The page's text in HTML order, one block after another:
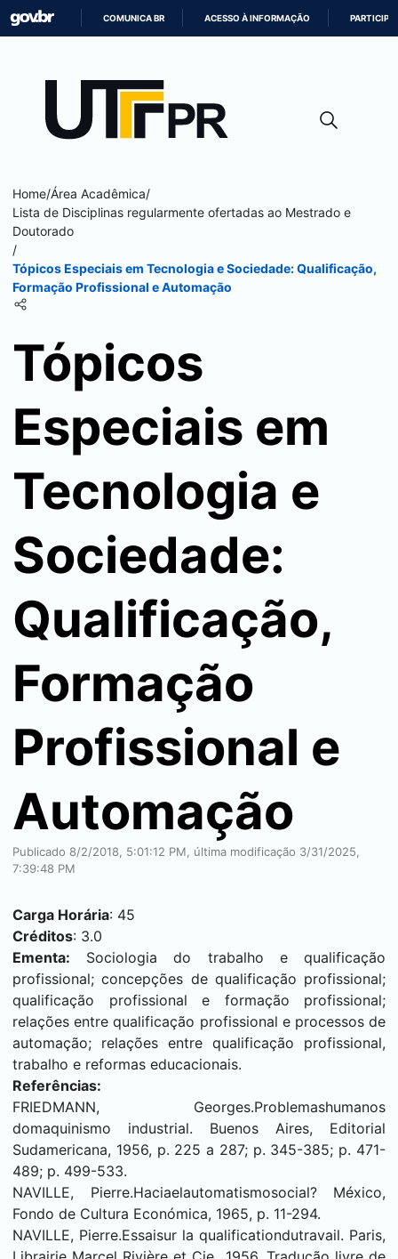
CONTEÚDO
COMUNICA BR ACESSO À INFORMAÇÃO PARTICIPE
Home/Área Acadêmica/
Lista de Disciplinas regularmente ofertadas ao Mestrado e
Doutorado
/
Tópicos Especiais em Tecnologia e Sociedade: Qualificação,
Formação Profissional e Automação
Tópicos
Especiais em
Tecnologia e
Sociedade:
Qualificação,
Formação
Profissional e
Automação
Publicado 8/2/2018, 5:01:12 PM, última modificação 3/31/2025,
7:39:48 PM
Carga Horária: 45
Créditos: 3.0
Ementa: Sociologia do trabalho e qualificação
profissional; concepções de qualificação profissional;
qualificação profissional e formação profissional;
relações entre qualificação profissional e processos de
automação; relações entre qualificação profissional,
trabalho e reformas educacionais.
Referências:
FRIEDMANN, Georges.Problemashumanos
domaquinismo industrial. Buenos Aires, Editorial
Sudamericana, 1956, p. 225 a 287; p. 345-385; p. 471-
489; p. 499-533.
NAVILLE, Pierre.Haciaelautomatismosocial? México,
Fondo de Cultura Económica, 1965, p. 11-294.
NAVILLE, Pierre.Essaisur la qualificationdutravail. Paris,